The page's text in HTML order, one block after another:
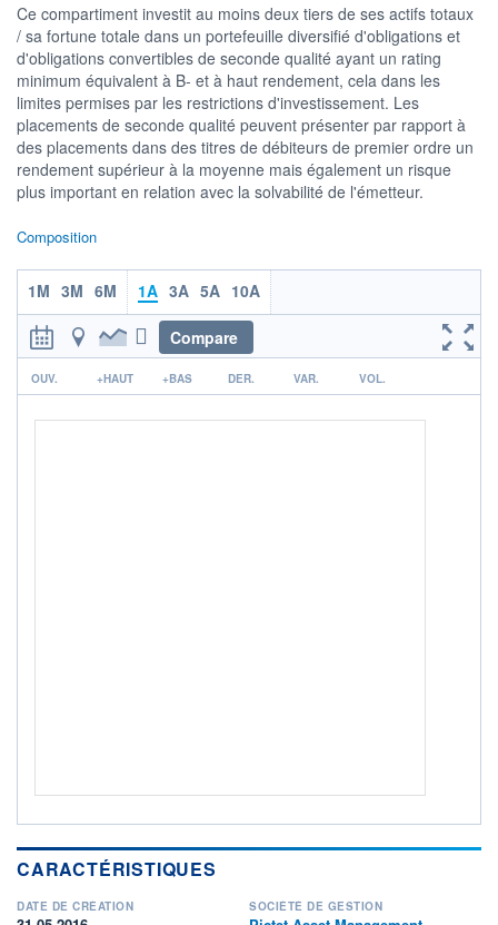
03/12 07/04
205
CATÉGORIE MORNINGSTAR
Obligations EUR Haut
Rendement
FONDS PARTENAIRES
TARIFS PRIVILÉGIÉS
ÉLIGIBILITÉ
PEA-PME BOURSOVIE LUX
CTO BUSINESS
Non éligible Boursobank
ACTIF NET (EUR)
Ce compartiment investit au moins deux tiers de ses actifs totaux
/ sa fortune totale dans un portefeuille diversifié d'obligations et
d'obligations convertibles de seconde qualité ayant un rating
minimum équivalent à B- et à haut rendement, cela dans les
limites permises par les restrictions d'investissement. Les
placements de seconde qualité peuvent présenter par rapport à
des placements dans des titres de débiteurs de premier ordre un
rendement supérieur à la moyenne mais également un risque
plus important en relation avec la solvabilité de l'émetteur.
Composition
1M 3M 6M 1A 3A 5A 10A
Compare
r
OUV. +HAUT +BAS DER. VAR. VOL.
CARACTÉRISTIQUES
DATE DE CRÉATION SOCIÉTÉ DE GESTION